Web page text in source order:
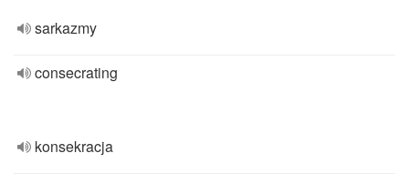
sarkazmy
consecrating
konsekracja